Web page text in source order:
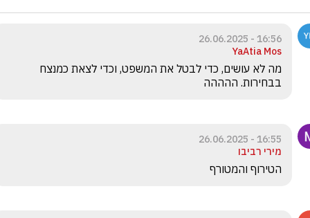
16:56 - 26.06.2025
YaAtia Mos
בבחירות. ההההה
16:55 - 26.06.2025
מירי רביבו
הטירוף והמטורף